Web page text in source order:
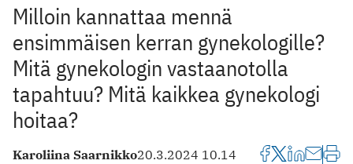
Milloin kannattaa mennä
ensimmäisen kerran gynekologille?
Mitä gynekologin vastaanotolla
tapahtuu? Mitä kaikkea gynekologi
hoitaa?
Karoliina Saarnikko20.3.2024 10.14